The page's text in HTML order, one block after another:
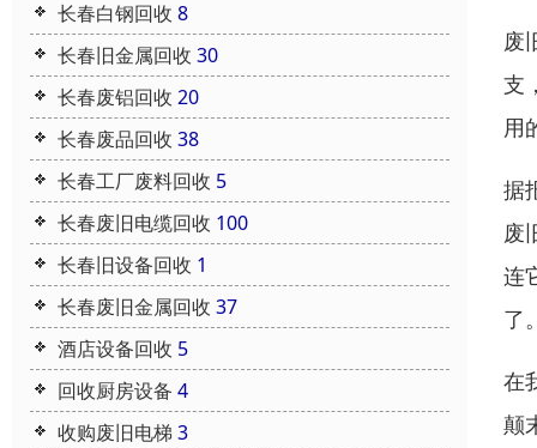
长春白钢回收 8
长春旧金属回收 30
长春废铝回收 20
长春废品回收 38
长春工厂废料回收 5
长春废旧电缆回收 100
长春旧设备回收 1
长春废旧金属回收 37
酒店设备回收 5
回收厨房设备 4
收购废旧电梯 3
废
支
用
据
废
连
了
在
颠